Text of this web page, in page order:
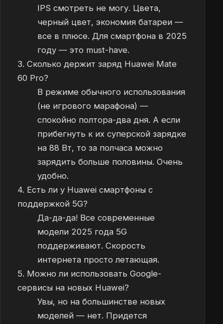
IPS смотреть не могу. Цвета,
черный цвет, экономия батареи —
все в плюсе. Для смартфона в 2025
году — это must-have.
3. Сколько держит заряд Huawei Mate
60 Pro?
В режиме обычного использования
(не игрового марафона) —
спокойно полтора-два дня. А если
прибегнуть к их суперской зарядке
на 88 Вт, то за полчаса можно
зарядить больше половины. Очень
удобно.
4. Есть ли у Huawei смартфоны с
поддержкой 5G?
Да-да-да! Все современные
модели 2025 года 5G
поддерживают. Скорость
интернета просто летающая.
5. Можно ли использовать Google-
сервисы на новых Huawei?
Увы, но на большинстве новых
моделей — нет. Придется